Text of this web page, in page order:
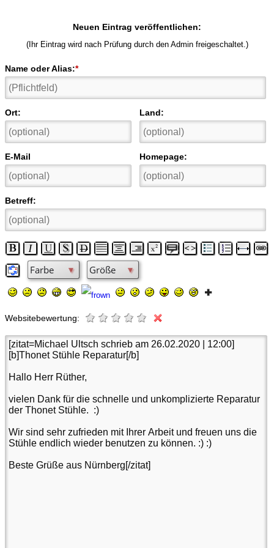
Neuen Eintrag veröffentlichen:
(Ihr Eintrag wird nach Prüfung durch den Admin freigeschaltet.)
Name oder Alias:*
Ort: Land:
E-Mail Homepage:
Betreff:
Websitebewertung: